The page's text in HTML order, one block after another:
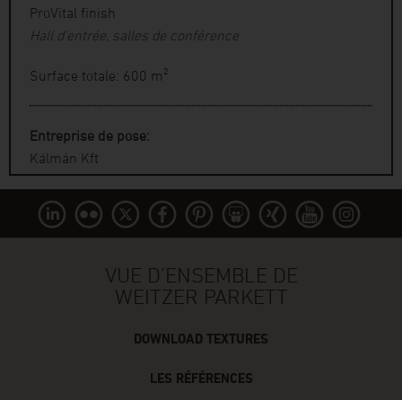
ProVital finish
Hall d’entrée, salles de conférence
Surface totale: 600 m²
Entreprise de pose:
Kálmán Kft
VUE D’ENSEMBLE DE
WEITZER PARKETT
DOWNLOAD TEXTURES
LES RÉFÉRENCES